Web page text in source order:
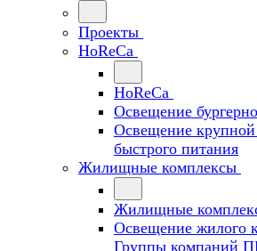
Проекты
HoReCa
HoReCa
Освещение
Освещение крупной
быстрого питания
Жилищные комплексы
Жилищные
Освещение жилого
Группы компаний